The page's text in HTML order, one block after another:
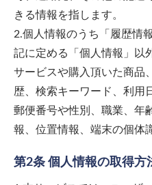
きる情報を指します。
2.個人情報のうち「履歴情
記に定める「個人情報」以
サービスや購入頂いた商品
歴、検索キーワード、利用
郵便番号や性別、職業、年
報、位置情報、端末の個体
第2条 個人情報の取得方